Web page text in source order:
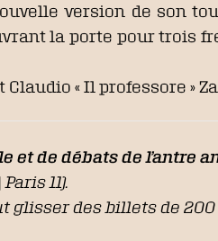
version de son
la porte pour trois
« Il professore »
et de débats de l’antre
11).
glisser des billets de